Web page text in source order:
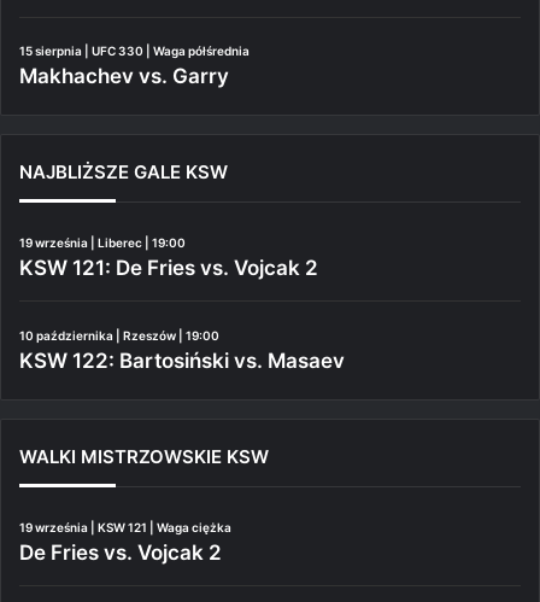
15 sierpnia | UFC 330 | Waga półśrednia
Makhachev vs. Garry
NAJBLIŻSZE GALE KSW
19 września | Liberec | 19:00
KSW 121: De Fries vs. Vojcak 2
10 października | Rzeszów | 19:00
KSW 122: Bartosiński vs. Masaev
WALKI MISTRZOWSKIE KSW
19 września | KSW 121 | Waga ciężka
De Fries vs. Vojcak 2